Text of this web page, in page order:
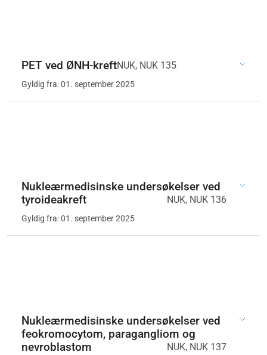
PET ved ØNH-kreftNUK, NUK 135
Gyldig fra: 01. september 2025
Nukleærmedisinske undersøkelser ved
tyroideakreft
NUK, NUK 136
Gyldig fra: 01. september 2025
Nukleærmedisinske undersøkelser ved
feokromocytom, paragangliom og
nevroblastom
NUK, NUK 137